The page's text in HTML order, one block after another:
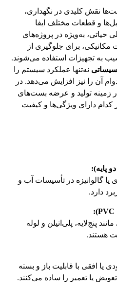
نقش کلیدی در نگهداری،
و قطعات مختلف ایفا
حیاتی، به‌ویژه در پروژه‌های
برای جلوگیری از
به تجهیزات استفاده می‌شوند.
نه‌تنها عملکرد سیستم را
آن را نیز افزایش می‌دهد. در
زمینه تولید و عرضه بست‌های
کدام دارای ویژگی‌ها و کیفیت
یا گالوانیزه در تأسیسات آب و
دارد.
پنج‌لایه، پلی‌اتیلن و لوله
هستند.
یا افقی با قابلیت باز و بسته
یا تعمیر را ساده می‌کنند.